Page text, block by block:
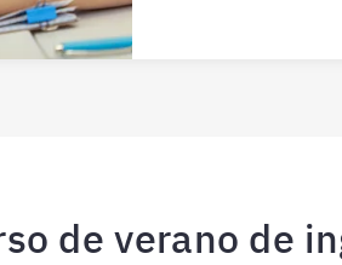
de verano de